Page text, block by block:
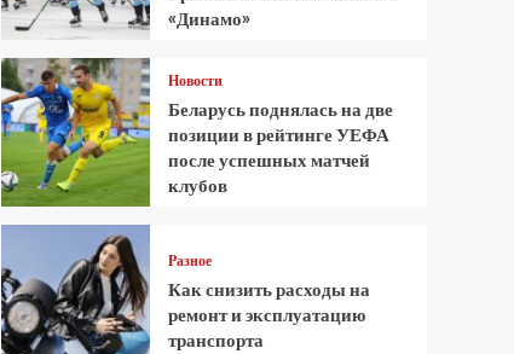
«Динамо»
Новости
Беларусь поднялась на две
позиции в рейтинге УЕФА
после успешных матчей
клубов
Разное
Как снизить расходы на
ремонт и эксплуатацию
транспорта